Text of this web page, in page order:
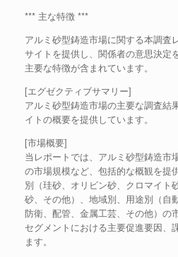
*** 主な特徴 ***
アルミ砂型鋳造市場に関する本調査
サイトを提供し、関係者の意思決定
主要な特徴が含まれています。
[エグゼクティブサマリー]
アルミ砂型鋳造市場の主要な調査結
イトの概要を提供しています。
[市場概要]
当レポートでは、アルミ砂型鋳造市
の市場規模など、包括的な概観を提
別（珪砂、オリビン砂、クロマイト
砂、その他）、地域別、用途別（自
防衛、配管、金属工芸、その他）の
セグメントにおける主要促進要因、
ます。